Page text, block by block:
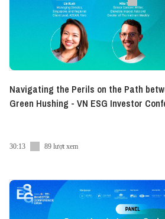
Navigating the Perils on the Path
Green Hushing - VN ESG Investor
30:13 89 lượt xem